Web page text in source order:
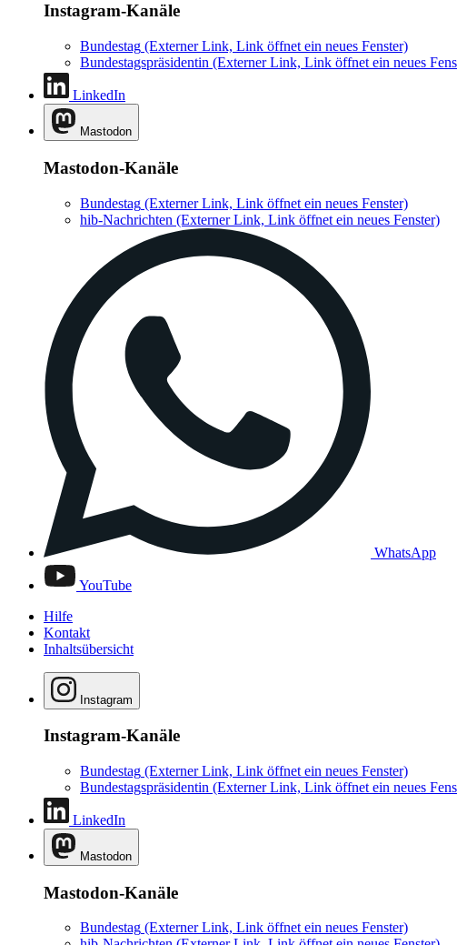
Instagram-Kanäle
Bundestag (Externer Link, Link öffnet ein neues Fenster)
Bundestagspräsidentin (Externer Link, Link öffnet ein neues
LinkedIn
Mastodon
Mastodon-Kanäle
Bundestag (Externer Link, Link öffnet ein neues Fenster)
hib-Nachrichten (Externer Link, Link öffnet ein neues Fenster)
WhatsApp
YouTube
Hilfe
Kontakt
Inhaltsübersicht
Instagram
Instagram-Kanäle
Bundestag (Externer Link, Link öffnet ein neues Fenster)
Bundestagspräsidentin (Externer Link, Link öffnet ein neues
LinkedIn
Mastodon
Mastodon-Kanäle
Bundestag (Externer Link, Link öffnet ein neues Fenster)